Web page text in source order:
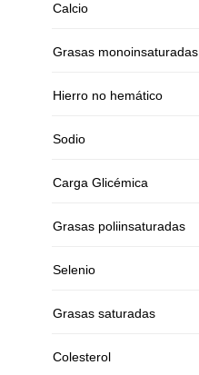
Calcio
Grasas monoinsaturadas
Hierro no hemático
Sodio
Carga Glicémica
Grasas poliinsaturadas
Selenio
Grasas saturadas
Colesterol